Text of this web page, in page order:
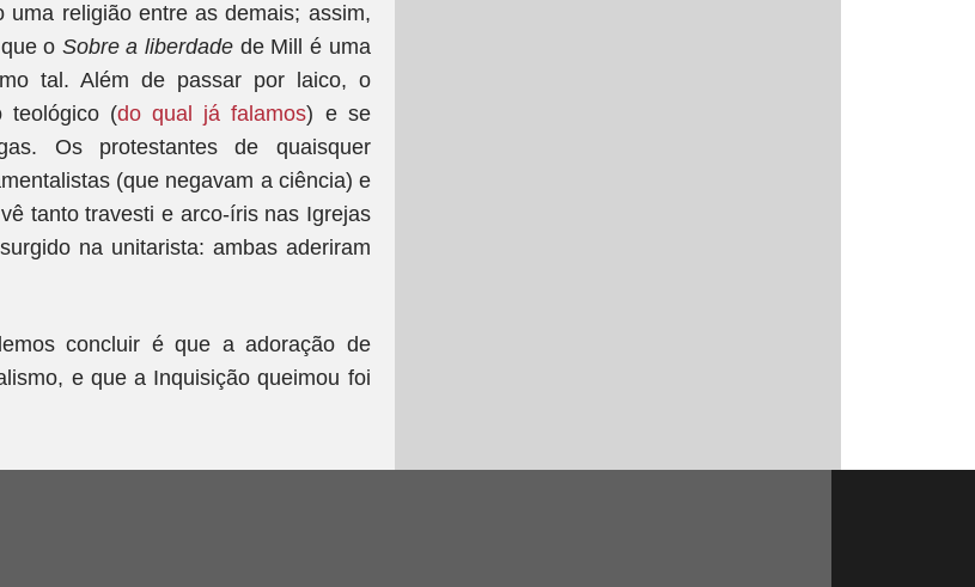
religião entre as demais; assim,
o Sobre a liberdade de Mill é uma
tal. Além de passar por laico, o
teológico (do qual já falamos) e se
Os protestantes de quaisquer
(que negavam a ciência) e
tanto travesti e arco-íris nas Igrejas
na unitarista: ambas aderiram
concluir é que a adoração de
e que a Inquisição queimou foi